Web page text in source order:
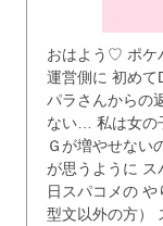
おはよう♡ ポケ
運営側に 初めて
パラさんからの
ない… 私は女の
Ｇが増やせない
が思うように ス
日スパコメの
型文以外の方）